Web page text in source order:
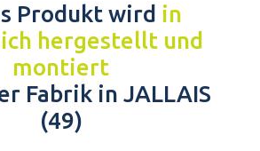
Produkt wird in
hergestellt und
montiert
Fabrik in JALLAIS
(49)